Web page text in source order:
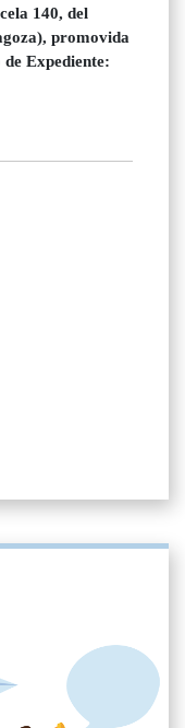
140, del
promovida
Expediente: